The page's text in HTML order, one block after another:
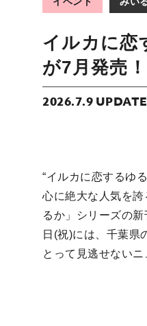
イルカに恋
が7月発売
2026.7.9
“イルカに恋するゆ
心に絶大な人気を誇
るか」シリーズの
日(祝)には、千葉県
とって見逃せないニ